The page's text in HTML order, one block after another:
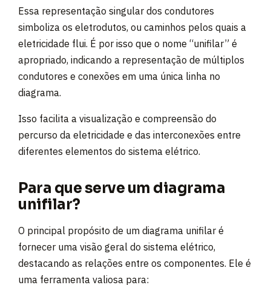
Essa representação singular dos condutores
simboliza os eletrodutos, ou caminhos pelos quais a
eletricidade flui. É por isso que o nome “unifilar” é
apropriado, indicando a representação de múltiplos
condutores e conexões em uma única linha no
diagrama.
Isso facilita a visualização e compreensão do
percurso da eletricidade e das interconexões entre
diferentes elementos do sistema elétrico.
Para que serve um diagrama
unifilar?
O principal propósito de um diagrama unifilar é
fornecer uma visão geral do sistema elétrico,
destacando as relações entre os componentes. Ele é
uma ferramenta valiosa para: